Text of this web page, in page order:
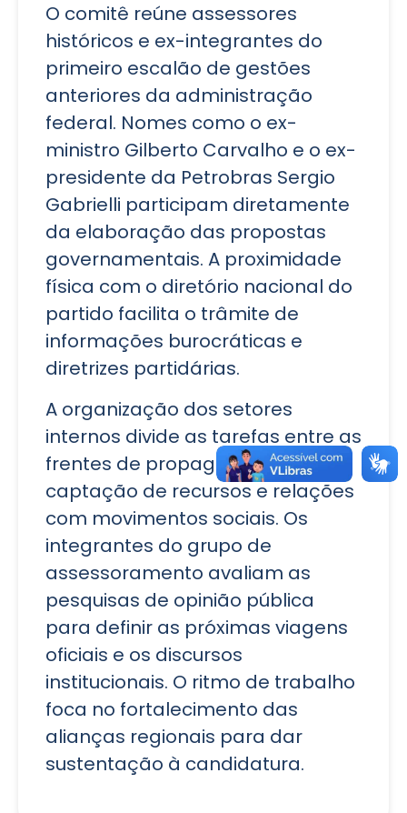
O comitê reúne assessores
históricos e ex-integrantes do
primeiro escalão de gestões
anteriores da administração
federal. Nomes como o ex-
ministro Gilberto Carvalho e o ex-
presidente da Petrobras Sergio
Gabrielli participam diretamente
da elaboração das propostas
governamentais. A proximidade
física com o diretório nacional do
partido facilita o trâmite de
informações burocráticas e
diretrizes partidárias.
A organização dos setores
internos divide as tarefas entre as
frentes de propaganda digital,
captação de recursos e relações
com movimentos sociais. Os
integrantes do grupo de
assessoramento avaliam as
pesquisas de opinião pública
para definir as próximas viagens
oficiais e os discursos
institucionais. O ritmo de trabalho
foca no fortalecimento das
alianças regionais para dar
sustentação à candidatura.